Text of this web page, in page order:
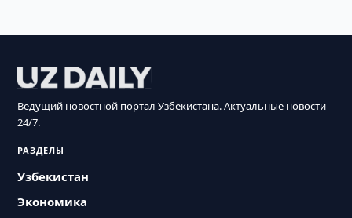
Ведущий новостной портал Узбекистана. Актуальные новости
24/7.
РАЗДЕЛЫ
Узбекистан
Экономика